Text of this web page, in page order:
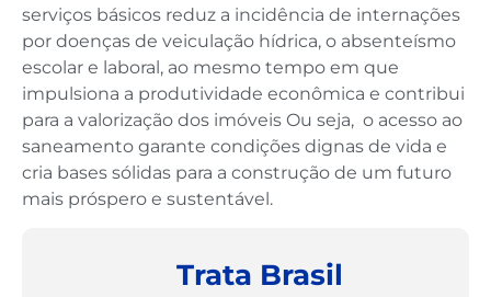
serviços básicos reduz a incidência de internações
por doenças de veiculação hídrica, o absenteísmo
escolar e laboral, ao mesmo tempo em que
impulsiona a produtividade econômica e contribui
para a valorização dos imóveis Ou seja, o acesso ao
saneamento garante condições dignas de vida e
cria bases sólidas para a construção de um futuro
mais próspero e sustentável.
Trata Brasil